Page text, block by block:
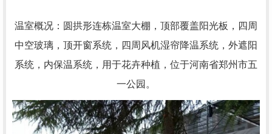
温室概况：圆拱形连栋温室大棚，顶部覆盖阳光板，四周
中空玻璃，顶开窗系统，四周风机湿帘降温系统，外遮阳
系统，内保温系统，用于花卉种植，位于河南省郑州市五
一公园。